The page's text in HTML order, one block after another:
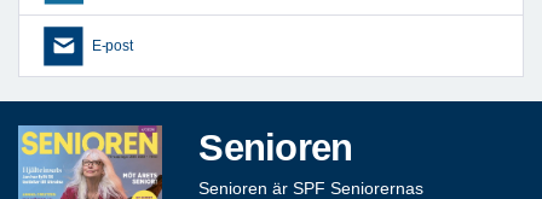
E-post
Senioren
Senioren är SPF Seniorernas